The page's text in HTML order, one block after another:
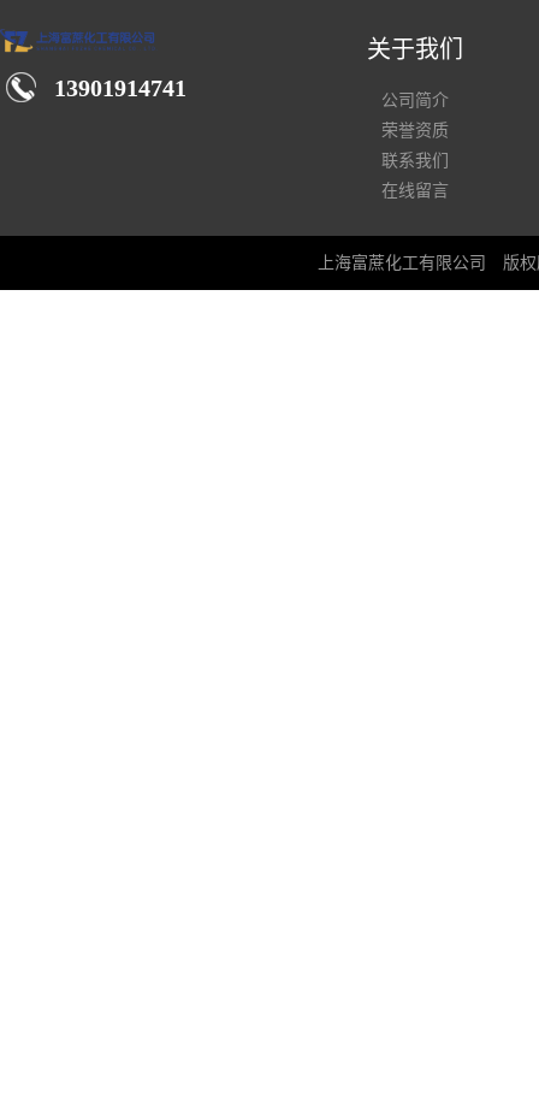
13901914741
关于我们
公司简介
荣誉资质
联系我们
在线留言
上海富蔗化工有限公司 版